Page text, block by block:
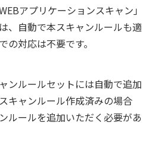
アプリケーションスキャン」
、自動で本スキャンルールも適
の対応は不要です。
ンルールセットには自動で追加
キャンルール作成済みの場合
ルールを追加いただく必要があ